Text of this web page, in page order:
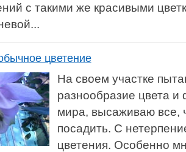
с такими же красивыми
цветение
На своем участке
разнообразие цвета и
мира, высаживаю все,
посадить. С
цветения. Особенно